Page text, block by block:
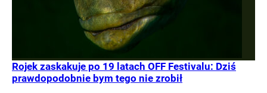
Rojek zaskakuje po 19 latach OFF Festivalu: Dziś
prawdopodobnie bym tego nie zrobił